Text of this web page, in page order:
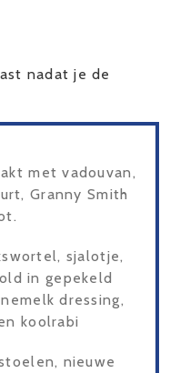
nadat je de
met vadouvan,
Granny Smith
sjalotje,
in gepekeld
dressing,
koolrabi
nieuwe